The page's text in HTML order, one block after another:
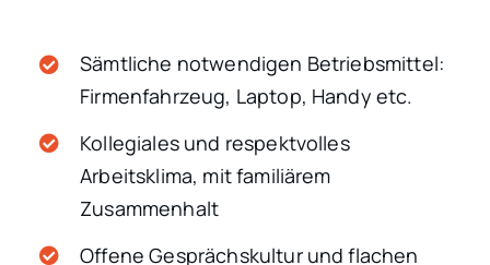
Sämtliche notwendigen Betriebsmittel:
Firmenfahrzeug, Laptop, Handy etc.
Kollegiales und respektvolles
Arbeitsklima, mit familiärem
Zusammenhalt
Offene Gesprächskultur und flachen